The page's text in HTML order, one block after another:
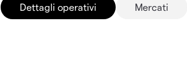
Dettagli operativi Mercati